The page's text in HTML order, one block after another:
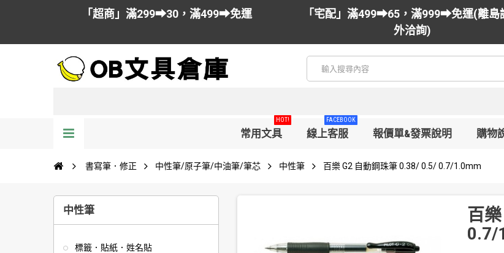
「超商」滿299➡30，滿499➡免運
「宅配」滿499➡65，滿999➡免運(離島
外洽詢)
常用文具
HOT!
線上客服
FACEBOOK
報價單&發票說明 購物
書寫筆．修正 中性筆/原子筆/中油筆/筆芯 中性筆 百樂 G2 自動鋼珠筆 0.38/ 0.5/ 0.7/1.0mm
中性筆
標籤．貼紙．姓名貼
百
0.7/